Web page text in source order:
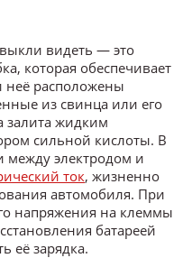
видеть — это
которая обеспечивает
неё расположены
из свинца или его
залита жидким
сильной кислоты. В
между электродом и
ток, жизненно
автомобиля. При
напряжения на клеммы
батареей
её зарядка.